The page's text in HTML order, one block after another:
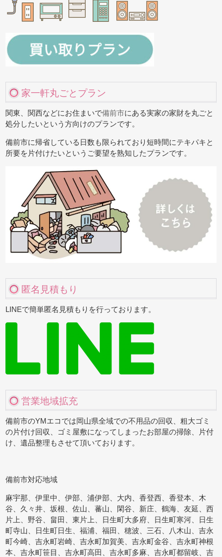
家一軒丸ごとプラン
関東、関西などにお住まいで備前市にある実家の家財を丸ごと
処分したいという方向けのプランです。
備前市に帰省している日数も限られており短時間にテキパキと
所要を片付けたいというご要望を熟知したプランです。
匿名見積もり
LINEで簡単匿名見積もりを行っております。
営業地域拡充
備前市のYMエコでは岡山県全域での不用品の回収、粗大ゴミ
の片付け回収、ゴミ屋敷になってしまったお部屋の掃除、片付
け、遺品整理もさせて頂いております。
備前市対応地域
麻宇那、伊里中、伊部、浦伊部、大内、香登西、香登本、木
谷、久々井、坂根、佐山、蕃山、閑谷、新庄、鶴海、友延、西
片上、野谷、畠田、東片上、日生町大多府、日生町寒河、日生
町寺山、日生町日生、福浦、福田、穂波、三石、八木山、吉永
町今崎、吉永町岩崎、吉永町加賀美、吉永町金谷、吉永町神根
本、吉永町笹目、吉永町高田、吉永町多麻、吉永町都留岐、吉